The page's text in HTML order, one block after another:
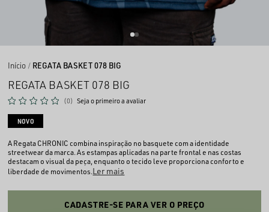
Início REGATA BASKET 078 BIG
REGATA BASKET 078 BIG
(0) Seja o primeiro a avaliar
NOVO
A Regata CHRONIC combina inspiração no basquete com a identidade
streetwear da marca. As estampas aplicadas na parte frontal e nas costas
destacam o visual da peça, enquanto o tecido leve proporciona conforto e
liberdade de movimentos.Ler mais
CADASTRE-SE PARA VER O PREÇO